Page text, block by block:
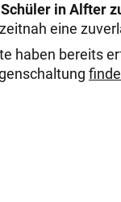
in Alfter
eine
haben bereits